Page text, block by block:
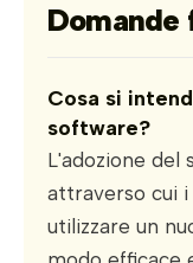
Cosa si
software?
L'adozione del
attraverso cui
utilizzare un